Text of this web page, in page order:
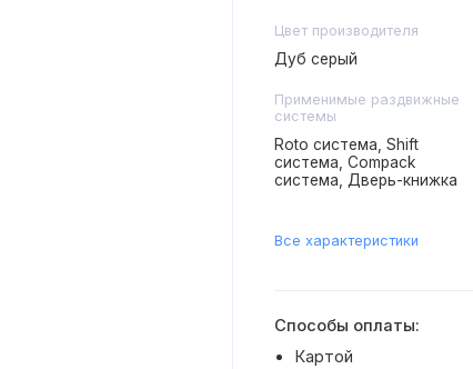
Цвет производителя
Дуб серый
Применимые раздвижные
системы
Roto система, Shift
система, Compack
система, Дверь-книжка
Все характеристики
Способы оплаты:
Картой